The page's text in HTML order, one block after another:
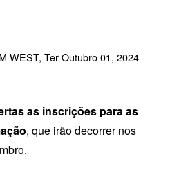
WEST, Ter Outubro 01, 2024
as inscrições para as
, que irão decorrer nos